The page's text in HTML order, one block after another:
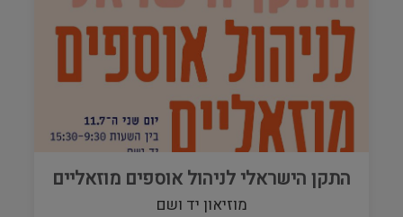
התקן הישראלי לניהול אוספים מוזאליים
מוזיאון יד ושם